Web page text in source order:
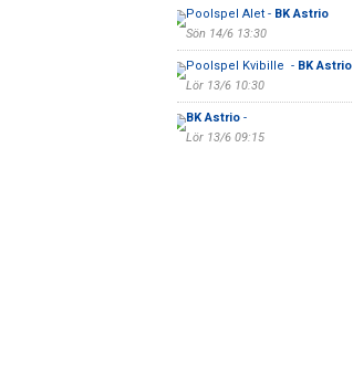
Poolspel Alet - BK Astrio
Sön 14/6 13:30
Poolspel Kvibille - BK Astrio
Lör 13/6 10:30
BK Astrio-
Lör 13/6 09:15